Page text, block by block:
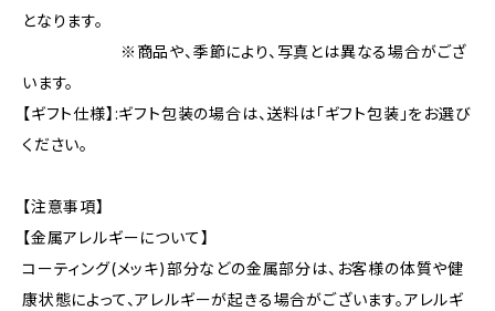
となります。
※商品や、季節により、写真とは異なる場合がござ
います。
【ギフト仕様】:ギフト包装の場合は、送料は「ギフト包装」をお選び
ください。
【注意事項】
【金属アレルギーについて】
コーティング(メッキ)部分などの金属部分は、お客様の体質や健
康状態によって、アレルギーが起きる場合がございます。アレルギ